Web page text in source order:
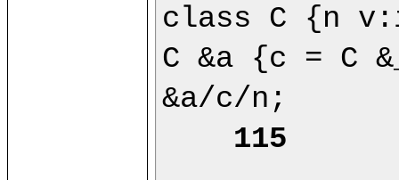
class C {n
C &a {c = C
&a/c/n;
115